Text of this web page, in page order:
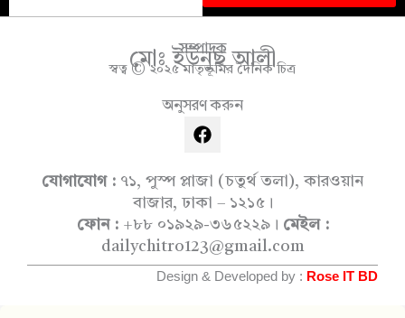
সম্পাদক
মোঃ ইউনুছ আলী
স্বত্ব © ২০২৫ মাতৃভূমির দৈনিক চিত্র
অনুসরণ করুন
F
a
e
b
o
o
k
যোগাযোগ : ৭১, পুস্প প্লাজা (চতুর্থ তলা), কারওয়ান
বাজার, ঢাকা – ১২১৫।
ফোন :+৮৮ ০১৯২৯-৩৬৫২২৯। মেইল :
dailychitro123@gmail.com
Design & Developed by : Rose IT BD